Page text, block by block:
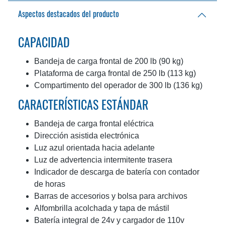
Aspectos destacados del producto
CAPACIDAD
Bandeja de carga frontal de 200 lb (90 kg)
Plataforma de carga frontal de 250 lb (113 kg)
Compartimento del operador de 300 lb (136 kg)
CARACTERÍSTICAS ESTÁNDAR
Bandeja de carga frontal eléctrica
Dirección asistida electrónica
Luz azul orientada hacia adelante
Luz de advertencia intermitente trasera
Indicador de descarga de batería con contador
de horas
Barras de accesorios y bolsa para archivos
Alfombrilla acolchada y tapa de mástil
Batería integral de 24v y cargador de 110v